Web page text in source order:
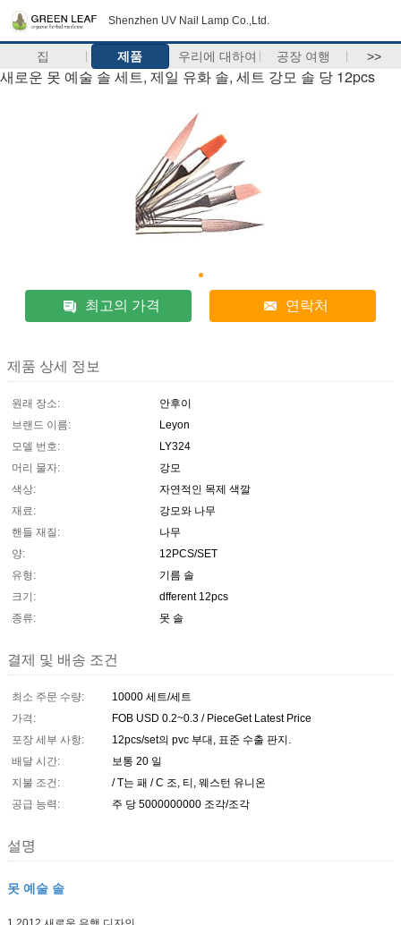
Shenzhen UV Nail Lamp Co.,Ltd.
집 제품 우리에 대하여 공장 여행 >>
새로운 못 예술 솔 세트, 제일 유화 솔, 세트 강모 솔 당 12pcs
최고의 가격 연락처
제품 상세 정보
원래 장소:
안후이
브랜드 이름:
Leyon
모델 번호:
LY324
머리 물자:
강모
색상:
자연적인 목제 색깔
재료:
강모와 나무
핸들 재질:
나무
양:
12PCS/SET
유형:
기름 솔
크기:
dfferent 12pcs
종류:
못 솔
결제 및 배송 조건
최소 주문 수량:
10000 세트/세트
가격:
FOB USD 0.2~0.3 / PieceGet Latest Price
포장 세부 사항:
12pcs/set의 pvc 부대, 표준 수출 판지.
배달 시간:
보통 20 일
지불 조건:
/ T는 패 / C 조, 티, 웨스턴 유니온
공급 능력:
주 당 5000000000 조각/조각
설명
못 예술 솔